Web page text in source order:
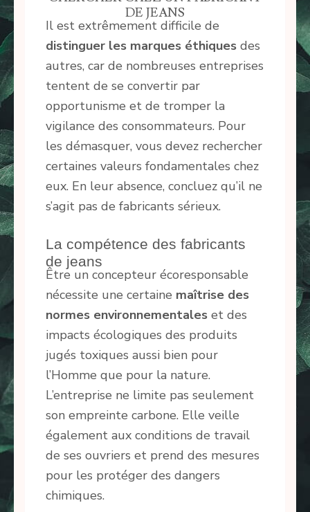
DE JEANS
Il est extrêmement difficile de
distinguer les marques éthiques des
autres, car de nombreuses entreprises
tentent de se convertir par
opportunisme et de tromper la
vigilance des consommateurs. Pour
les démasquer, vous devez rechercher
certaines valeurs fondamentales chez
eux. En leur absence, concluez qu’il ne
s’agit pas de fabricants sérieux.
La compétence des fabricants
de jeans
Être un concepteur écoresponsable
nécessite une certaine maîtrise des
normes environnementales et des
impacts écologiques des produits
jugés toxiques aussi bien pour
l’Homme que pour la nature.
L’entreprise ne limite pas seulement
son empreinte carbone. Elle veille
également aux conditions de travail
de ses ouvriers et prend des mesures
pour les protéger des dangers
chimiques.